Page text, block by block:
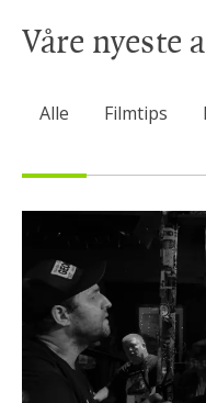
Våre nyeste
Alle Filmtips